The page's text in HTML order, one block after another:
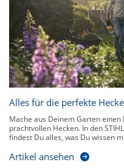
Alles für die perfekte
Mache aus Deinem Garten
prachtvollen Hecken. In den
findest Du alles, was Du wissen
Artikel ansehen